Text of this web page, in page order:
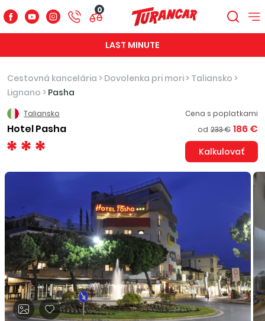
0
LAST MINUTE
Cestovná kancelária > Dovolenka pri mori > Taliansko >
Lignano > Pasha
Taliansko
Hotel Pasha
Cena s poplatkami
od 233 € 186 €
Kalkulovať